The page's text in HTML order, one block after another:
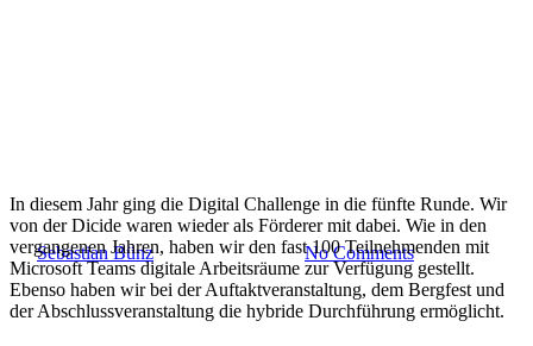
waren dabei!
By Sebastian Bünz22. November 2021No Comments
In diesem Jahr ging die Digital Challenge in die fünfte Runde. Wir
von der Dicide waren wieder als Förderer mit dabei. Wie in den
vergangenen Jahren, haben wir den fast 100 Teilnehmenden mit
Microsoft Teams digitale Arbeitsräume zur Verfügung gestellt.
Ebenso haben wir bei der Auftaktveranstaltung, dem Bergfest und
der Abschlussveranstaltung die hybride Durchführung ermöglicht.